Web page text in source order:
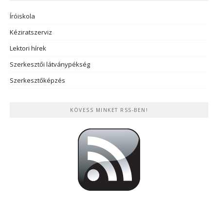
Íróiskola
Kéziratszerviz
Lektori hírek
Szerkesztői látványpékség
Szerkesztőképzés
KÖVESS MINKET RSS-BEN!